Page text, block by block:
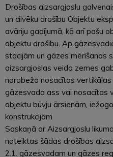
Drošības aizsargjoslu
un cilvēku drošību Objektu
avāriju gadījumā, kā arī pašu
objektu drošību. Ap
stacijām un gāzes mērīšanas
aizsargjoslas veido zemes
norobežo nosacītas
gāzesvada ass vai nosacītas
objektu būvju ārsienām,
konstrukcijām
Saskaņā ar Aizsargjoslu
noteiktas šādas drošības
2.1. gāzesvadam un gāzes